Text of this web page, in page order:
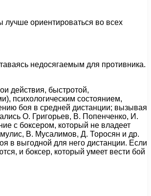
лучше ориентироваться во всех
недосягаемым для противника.
действия, быстротой,
психологическим состоянием,
боя в средней дистанции; вызывая
О. Григорьев, В. Попенченко, И.
с боксером, который не владеет
В. Мусалимов, Д. Торосян и др.
в выгодной для него дистанции. Если
и боксер, который умеет вести бой